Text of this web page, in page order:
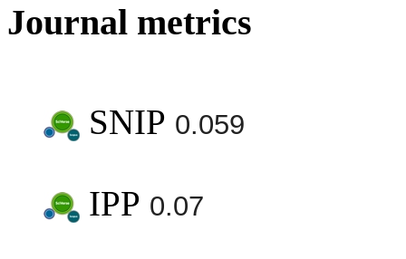
Journal metrics
SNIP 0.059
IPP 0.07